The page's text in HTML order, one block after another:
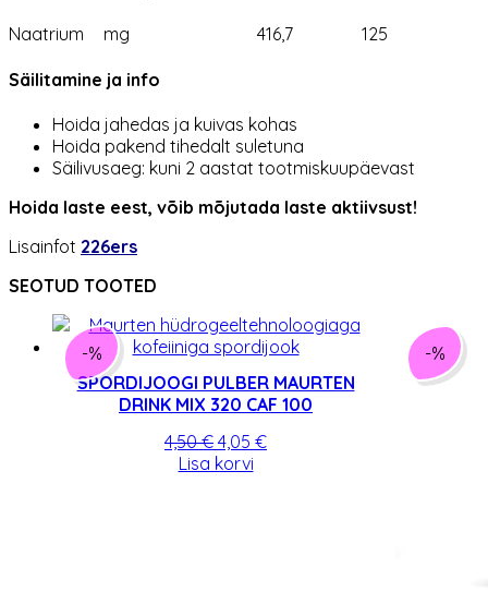
Naatrium mg 416,7 125
Säilitamine ja info
Hoida jahedas ja kuivas kohas
Hoida pakend tihedalt suletuna
Säilivusaeg: kuni 2 aastat tootmiskuupäevast
Hoida laste eest, võib mõjutada laste aktiivsust!
Lisainfot 226ers
SEOTUD TOOTED
-%
SPORDIJOOGI PULBER MAURTEN
DRINK MIX 320 CAF 100
4,50€ Algne
hind
4,05 €Praegune
Lisa korvi
-%